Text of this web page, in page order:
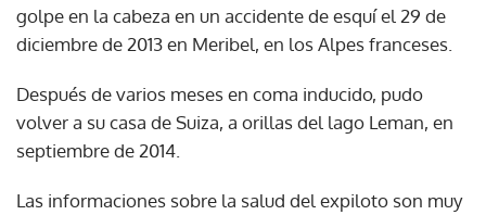
golpe en la cabeza en un accidente de esquí el 29 de
diciembre de 2013 en Meribel, en los Alpes franceses.
Después de varios meses en coma inducido, pudo
volver a su casa de Suiza, a orillas del lago Leman, en
septiembre de 2014.
Las informaciones sobre la salud del expiloto son muy